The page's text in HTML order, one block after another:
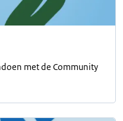
met de Community